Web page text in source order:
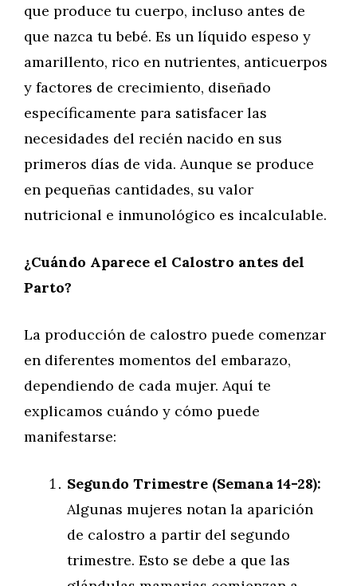
que produce tu cuerpo, incluso antes de
que nazca tu bebé. Es un líquido espeso y
amarillento, rico en nutrientes, anticuerpos
y factores de crecimiento, diseñado
específicamente para satisfacer las
necesidades del recién nacido en sus
primeros días de vida. Aunque se produce
en pequeñas cantidades, su valor
nutricional e inmunológico es incalculable.
¿Cuándo Aparece el Calostro antes del
Parto?
La producción de calostro puede comenzar
en diferentes momentos del embarazo,
dependiendo de cada mujer. Aquí te
explicamos cuándo y cómo puede
manifestarse:
Segundo Trimestre (Semana 14-28):
Algunas mujeres notan la aparición
de calostro a partir del segundo
trimestre. Esto se debe a que las